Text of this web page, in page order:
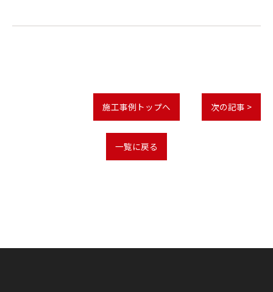
施工事例トップへ 次の記事 >
一覧に戻る